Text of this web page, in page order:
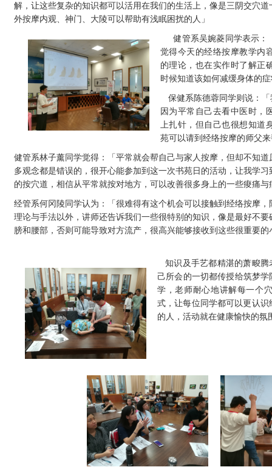
解，让这些复杂的知识都可以活用在我们的生活上，像是三阴交穴
外按摩内观、神门、大陵可以帮助有浅眠困扰的人」
健管系吴婉菱同学表示：
觉得今天的经络按摩教学内
的理论，也在实作时了解正
时候知道该如何减缓身体的
保健系陈德蓉同学则说：
因为平常自己去看中医时，
上扎针，但自己也很想知道
苑可以请到经络按摩的师父
健管系林子薰同学觉得：「平常就会帮自己与家人按摩，但却不知道
多观念都是错误的，很开心能参加到这一次书苑日的活动，让我学习
的按穴道，相信从平常就按对地方，可以改善很多身上的一些痠痛与
经管系何冈陵同学认为：「很难得有这个机会可以接触到经络按摩，
理论与手法以外，讲师还告诉我们一些很特别的知识，像是最好不要
膀和腰部，否则可能导致对方流产，很高兴能够接收到这些很重要的
知识及手艺都精湛的萧畯腾
己所会的一切都传授给筑梦学
学，老师耐心地讲解每一个
式，让每位同学都可以更认
的人，活动就在健康愉快的